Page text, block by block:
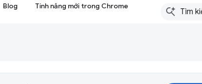
Blog Tính năng mới trong Chrome